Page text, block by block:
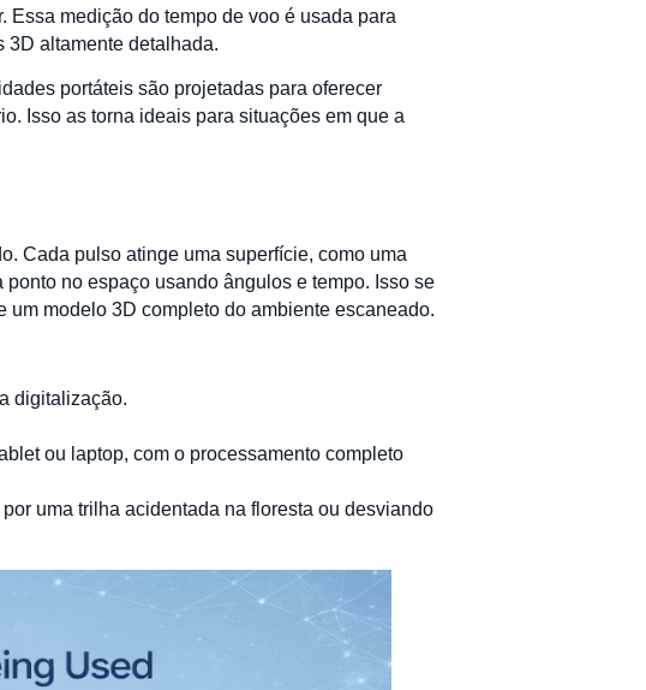
medição do tempo de voo é usada para
3D altamente detalhada.
portáteis são projetadas para oferecer
Isso as torna ideais para situações em que a
Cada pulso atinge uma superfície, como uma
no espaço usando ângulos e tempo. Isso se
um modelo 3D completo do ambiente escaneado.
digitalização.
ou laptop, com o processamento completo
uma trilha acidentada na floresta ou desviando